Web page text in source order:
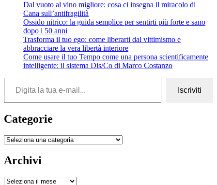
Dal vuoto al vino migliore: cosa ci insegna il miracolo di
Cana sull’antifragilità
Ossido nitrico: la guida semplice per sentirti più forte e sano
dopo i 50 anni
Trasforma il tuo ego: come liberarti dal vittimismo e
abbracciare la vera libertà interiore
Come usare il tuo Tempo come una persona scientificamente
intelligente: il sistema Dis/Co di Marco Costanzo
Digita la tua e-mail...
Iscriviti
Categorie
Categorie
Archivi
Archivi